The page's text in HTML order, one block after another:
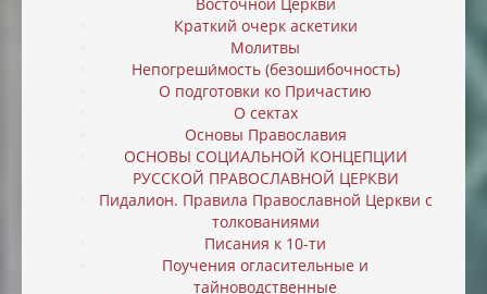
Краткий очерк аскетики
Молитвы
Непогреши́мость (безошибочность)
О подготовки ко Причастию
О сектах
Основы Православия
ОСНОВЫ СОЦИАЛЬНОЙ КОНЦЕПЦИИ
РУССКОЙ ПРАВОСЛАВНОЙ ЦЕРКВИ
Пидалион. Правила Православной Церкви с
толкованиями
Писания к 10-ти
Поучения огласительные и
тайноводственные